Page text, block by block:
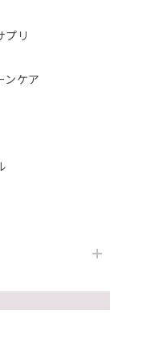
プリ
ンケア